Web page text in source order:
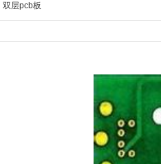
双层pcb板